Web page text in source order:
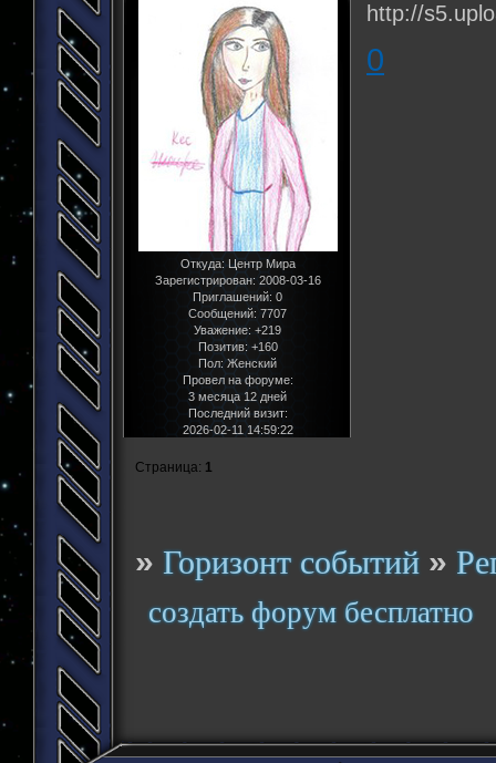
Откуда: Центр Мира
Зарегистрирован: 2008-03-16
Приглашений: 0
Сообщений: 7707
Уважение: +219
Позитив: +160
Пол:Женский
Провел на форуме:
3 месяца 12 дней
Последний визит:
2026-02-11 14:59:22
0
Страница: 1
»Горизонт событий »
создать форум бесплатно